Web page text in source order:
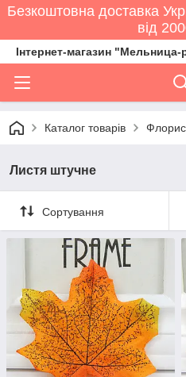
Безкоштовна доставка
від
Інтернет-магазин
Каталог товарів
Листя штучне
Сортування